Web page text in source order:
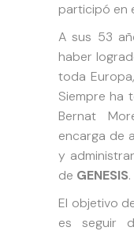
participó en
A sus 53
haber
toda
Siempre ha
Bernat
encarga de
y
de GENESIS.
El objetivo
es seguir